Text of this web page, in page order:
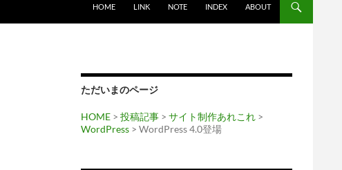
HOME
LINK NOTE INDEX ABOUT
ただいまのページ
HOME > 投稿記事 > サイト制作あれこれ >
WordPress > WordPress 4.0登場